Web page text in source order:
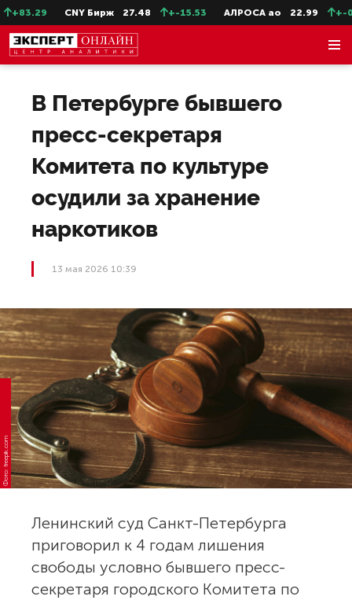
CNY Бирж 27.48 +-15.53 АЛРОСА ао 22.99 +-0.11
В Петербурге бывшего
пресс-секретаря
Комитета по культуре
осудили за хранение
наркотиков
13 мая 2026 10:39
Фото: freepik.com
Ленинский суд Санкт-Петербурга
приговорил к 4 годам лишения
свободы условно бывшего пресс-
секретаря городского Комитета по